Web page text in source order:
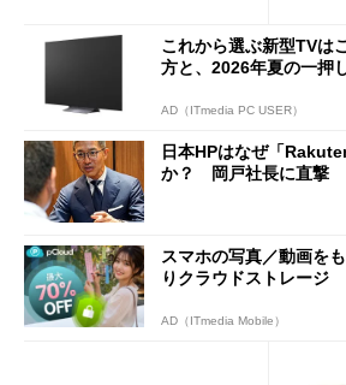
これから選ぶ新型TVは
方と、2026年夏の一押
AD（ITmedia PC USER）
日本HPはなぜ「
か？ 岡戸社長に直撃
スマホの写真／動画を
りクラウドストレージ
AD（ITmedia Mobile）